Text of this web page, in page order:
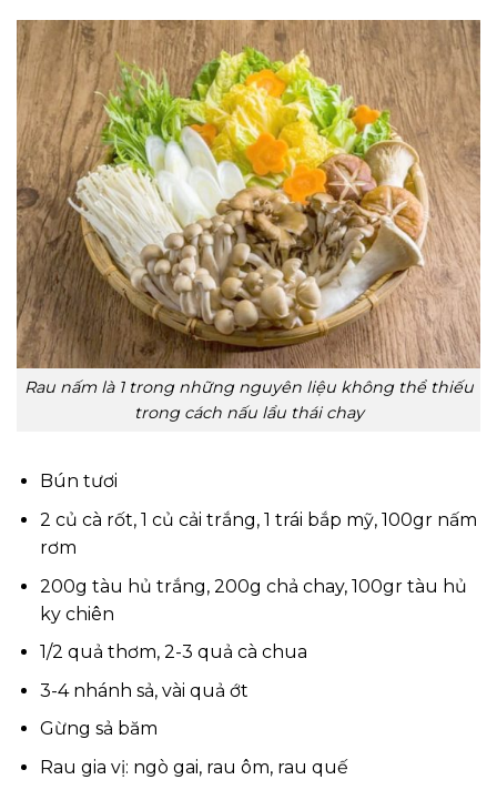
Rau nấm là 1 trong những nguyên liệu không thể thiếu
trong cách nấu lẩu thái chay
Bún tươi
2 củ cà rốt, 1 củ cải trắng, 1 trái bắp mỹ, 100gr nấm
rơm
200g tàu hủ trắng, 200g chả chay, 100gr tàu hủ
ky chiên
1/2 quả thơm, 2-3 quả cà chua
3-4 nhánh sả, vài quả ớt
Gừng sả băm
Rau gia vị: ngò gai, rau ôm, rau quế